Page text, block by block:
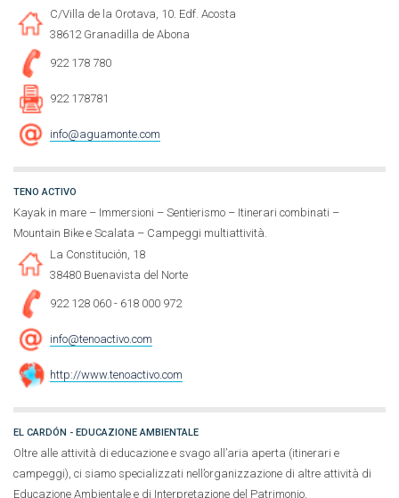
C/Villa de la Orotava, 10. Edf. Acosta
38612 Granadilla de Abona
922 178 780
922 178781
info@aguamonte.com
TENO ACTIVO
Kayak in mare – Immersioni – Sentierismo – Itinerari combinati –
Mountain Bike e Scalata – Campeggi multiattività.
La Constitución, 18
38480 Buenavista del Norte
922 128 060 - 618 000 972
info@tenoactivo.com
http://www.tenoactivo.com
EL CARDÓN - EDUCAZIONE AMBIENTALE
Oltre alle attività di educazione e svago all’aria aperta (itinerari e
campeggi), ci siamo specializzati nell’organizzazione di altre attività di
Educazione Ambientale e di Interpretazione del Patrimonio.